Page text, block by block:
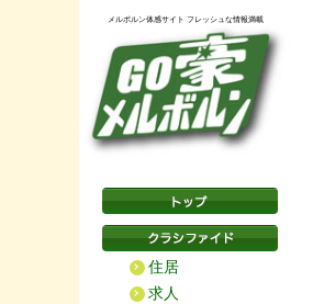
メルボルン体感サイト フレッシュな情報満載
住居
求人